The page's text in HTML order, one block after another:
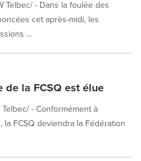
Telbec/ - Dans la foulée des
cet après-midi, les
...
de la FCSQ est élue
- Conformément à
FCSQ deviendra la Fédération